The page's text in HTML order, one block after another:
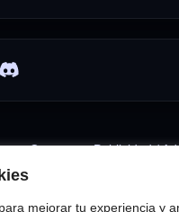
mejorar tu experiencia y
Discord
Contacto Publicidad /
LEGAL – JuegoNext